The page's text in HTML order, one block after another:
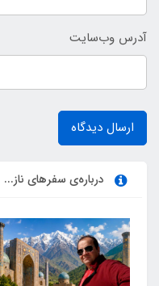
آدرس وب‌سایت
ارسال دیدگاه
درباره‌ی سفرهای ناز...